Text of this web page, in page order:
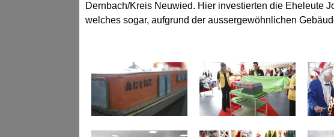
Dernbach/Kreis Neuwied. Hier investierten die Eheleute
welches sogar, aufgrund der aussergewöhnlichen